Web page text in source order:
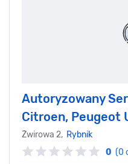
Autoryzowany
Citroen, Peugeot
Żwirowa 2, Rybnik
0 (0